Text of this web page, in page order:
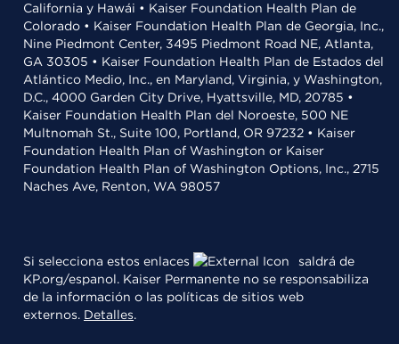
California y Hawái • Kaiser Foundation Health Plan de
Colorado • Kaiser Foundation Health Plan de Georgia, Inc.,
Nine Piedmont Center, 3495 Piedmont Road NE, Atlanta,
GA 30305 • Kaiser Foundation Health Plan de Estados del
Atlántico Medio, Inc., en Maryland, Virginia, y Washington,
D.C., 4000 Garden City Drive, Hyattsville, MD, 20785 •
Kaiser Foundation Health Plan del Noroeste, 500 NE
Multnomah St., Suite 100, Portland, OR 97232 • Kaiser
Foundation Health Plan of Washington or Kaiser
Foundation Health Plan of Washington Options, Inc., 2715
Naches Ave, Renton, WA 98057
Si selecciona estos enlaces
saldrá de
KP.org/espanol. Kaiser Permanente no se responsabiliza
de la información o las políticas de sitios web
externos. Detalles.